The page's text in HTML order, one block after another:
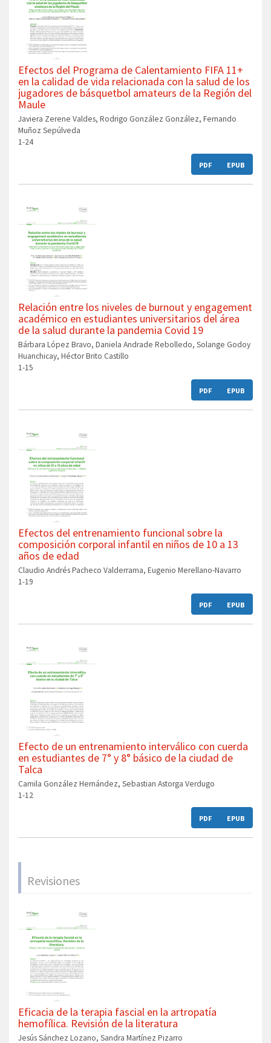
Efectos del Programa de Calentamiento FIFA 11+
en la calidad de vida relacionada con la salud de los
jugadores de básquetbol amateurs de la Región del
Maule
Javiera Zerene Valdes, Rodrigo González González, Fernando
Muñoz Sepúlveda
1-24
PDF EPUB
Relación entre los niveles de burnout y engagement
académico en estudiantes universitarios del área
de la salud durante la pandemia Covid 19
Bárbara López Bravo, Daniela Andrade Rebolledo, Solange Godoy
Huanchicay, Héctor Brito Castillo
1-15
PDF EPUB
Efectos del entrenamiento funcional sobre la
composición corporal infantil en niños de 10 a 13
años de edad
Claudio Andrés Pacheco Valderrama, Eugenio Merellano-Navarro
1-19
PDF EPUB
Efecto de un entrenamiento interválico con cuerda
en estudiantes de 7° y 8° básico de la ciudad de
Talca
Camila González Hernández, Sebastian Astorga Verdugo
1-12
PDF EPUB
Revisiones
Eficacia de la terapia fascial en la artropatía
hemofílica. Revisión de la literatura
Jesús Sánchez Lozano, Sandra Martínez Pizarro